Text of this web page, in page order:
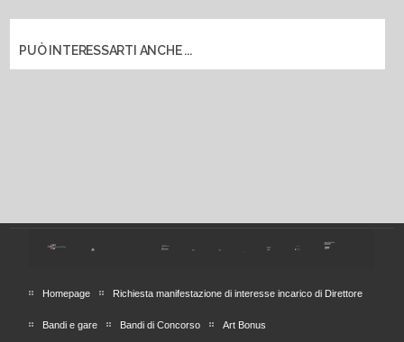
PUÒ INTERESSARTI ANCHE ...
Homepage Richiesta manifestazione di interesse incarico di Direttore
Bandi e gare Bandi di Concorso Art Bonus